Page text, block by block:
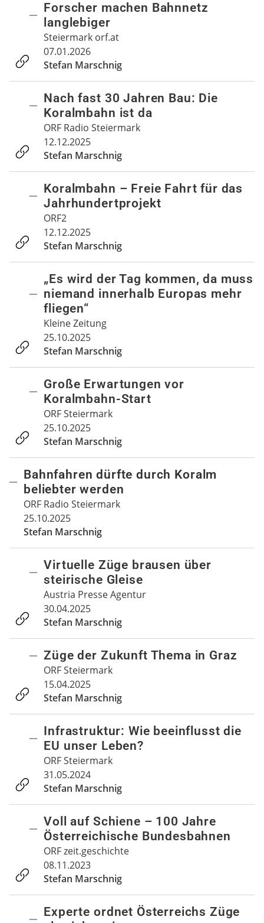
Forscher machen Bahnnetz
langlebiger
Steiermark orf.at
07.01.2026
Stefan Marschnig
Nach fast 30 Jahren Bau: Die
Koralmbahn ist da
ORF Radio Steiermark
12.12.2025
Stefan Marschnig
Koralmbahn – Freie Fahrt für das
Jahrhundertprojekt
ORF2
12.12.2025
Stefan Marschnig
„Es wird der Tag kommen, da muss
niemand innerhalb Europas mehr
fliegen“
Kleine Zeitung
25.10.2025
Stefan Marschnig
Große Erwartungen vor
Koralmbahn-Start
ORF Steiermark
25.10.2025
Stefan Marschnig
Bahnfahren dürfte durch Koralm
beliebter werden
ORF Radio Steiermark
25.10.2025
Stefan Marschnig
Virtuelle Züge brausen über
steirische Gleise
Austria Presse Agentur
30.04.2025
Stefan Marschnig
Züge der Zukunft Thema in Graz
ORF Steiermark
15.04.2025
Stefan Marschnig
Infrastruktur: Wie beeinflusst die
EU unser Leben?
ORF Steiermark
31.05.2024
Stefan Marschnig
Voll auf Schiene – 100 Jahre
Österreichische Bundesbahnen
ORF zeit.geschichte
08.11.2023
Stefan Marschnig
Experte ordnet Österreichs Züge